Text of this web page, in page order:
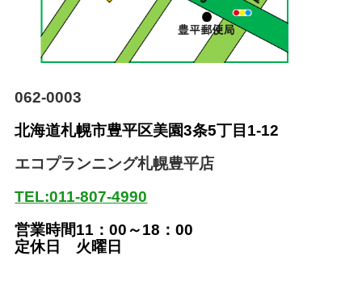
062-0003
北海道札幌市豊平区美園3条5丁目1-12
エコプランニング札幌豊平店
TEL:011-807-4990
営業時間11：00～18：00
定休日 火曜日